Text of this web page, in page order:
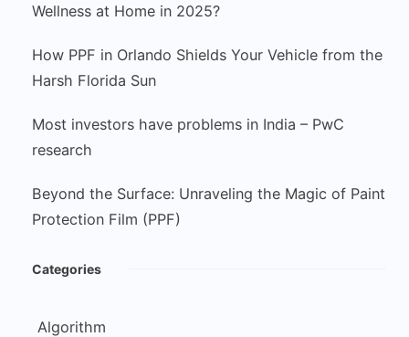
Wellness at Home in 2025?
How PPF in Orlando Shields Your Vehicle from the
Harsh Florida Sun
Most investors have problems in India – PwC
research
Beyond the Surface: Unraveling the Magic of Paint
Protection Film (PPF)
Categories
Algorithm